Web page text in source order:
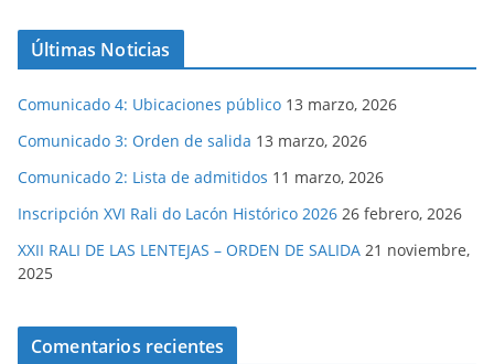
Últimas Noticias
Comunicado 4: Ubicaciones público 13 marzo, 2026
Comunicado 3: Orden de salida 13 marzo, 2026
Comunicado 2: Lista de admitidos 11 marzo, 2026
Inscripción XVI Rali do Lacón Histórico 2026 26 febrero, 2026
XXII RALI DE LAS LENTEJAS – ORDEN DE SALIDA 21 noviembre,
2025
Comentarios recientes